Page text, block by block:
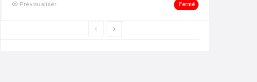
Prévisualiser Fermé